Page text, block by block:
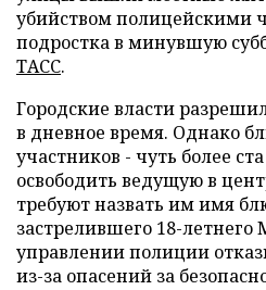
убийством полицейскими
подростка в минувшую
ТАСС.
Городские власти
в дневное время. Однако
участников - чуть более
освободить ведущую в
требуют назвать им имя
застрелившего 18-летнего
управлении полиции
из-за опасений за